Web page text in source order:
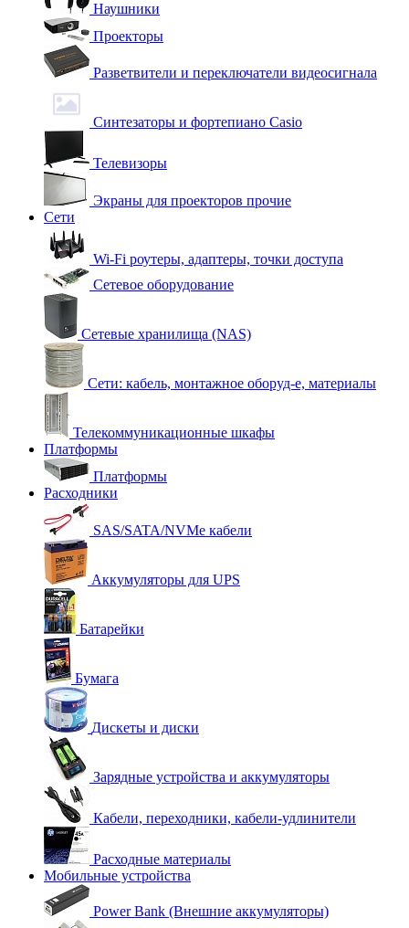
Наушники
Проекторы
Разветвители и переключатели видеосигнала
Синтезаторы и фортепиано Casio
Телевизоры
Экраны для проекторов прочие
Сети
Wi-Fi роутеры, адаптеры, точки доступа
Сетевое оборудование
Сетевые хранилища (NAS)
Сети: кабель, монтажное оборуд-е, материалы
Телекоммуникационные шкафы
Платформы
Платформы
Расходники
SAS/SATA/NVMe кабели
Аккумуляторы для UPS
Батарейки
Бумага
Дискеты и диски
Зарядные устройства и аккумуляторы
Кабели, переходники, кабели-удлинители
Расходные материалы
Мобильные устройства
Power Bank (Внешние аккумуляторы)